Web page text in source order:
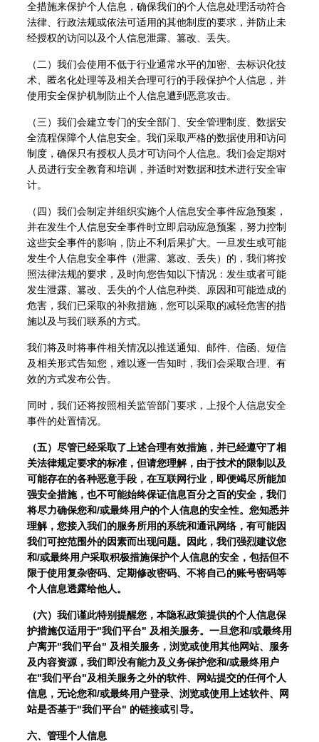
全措施来保护个人信息，确保我们的个人信息处理活动符合
法律、行政法规或依法可适用的其他制度的要求，并防止未
经授权的访问以及个人信息泄露、篡改、丢失。
（二）我们会使用不低于行业通常水平的加密、去标识化技
术、匿名化处理等及相关合理可行的手段保护个人信息，并
使用安全保护机制防止个人信息遭到恶意攻击。
（三）我们会建立专门的安全部门、安全管理制度、数据安
全流程保障个人信息安全。我们采取严格的数据使用和访问
制度，确保只有授权人员才可访问个人信息。我们会定期对
人员进行安全教育和培训，并适时对数据和技术进行安全审
计。
（四）我们会制定并组织实施个人信息安全事件应急预案，
并在发生个人信息安全事件时立即启动应急预案，努力控制
这些安全事件的影响，防止不利后果扩大。一旦发生或可能
发生个人信息安全事件（泄露、篡改、丢失）的，我们将按
照法律法规的要求，及时向您告知以下情况：发生或者可能
发生泄露、篡改、丢失的个人信息种类、原因和可能造成的
危害，我们已采取的补救措施，您可以采取的减轻危害的措
施以及与我们联系的方式。
我们将及时将事件相关情况以推送通知、邮件、信函、短信
及相关形式告知您，难以逐一告知时，我们会采取合理、有
效的方式发布公告。
同时，我们还将按照相关监管部门要求，上报个人信息安全
事件的处置情况。
（五）尽管已经采取了上述合理有效措施，并已经遵守了相
关法律规定要求的标准，但请您理解，由于技术的限制以及
可能存在的各种恶意手段，在互联网行业，即便竭尽所能加
强安全措施，也不可能始终保证信息百分之百的安全，我们
将尽力确保您和/或最终用户的个人信息的安全性。您知悉并
理解，您接入我们的服务所用的系统和通讯网络，有可能因
我们可控范围外的因素而出现问题。因此，我们强烈建议您
和/或最终用户采取积极措施保护个人信息的安全，包括但不
限于使用复杂密码、定期修改密码、不将自己的账号密码等
个人信息透露给他人。
（六）我们谨此特别提醒您，本隐私政策提供的个人信息保
护措施仅适用于"我们平台" 及相关服务。一旦您和/或最终用
户离开"我们平台" 及相关服务，浏览或使用其他网站、服务
及内容资源，我们即没有能力及义务保护您和/或最终用户
在"我们平台"及相关服务之外的软件、网站提交的任何个人
信息，无论您和/或最终用户登录、浏览或使用上述软件、网
站是否基于"我们平台" 的链接或引导。
六、管理个人信息